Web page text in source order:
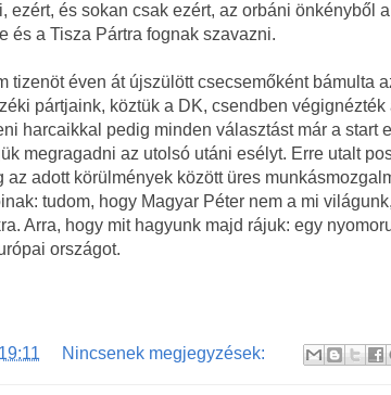
ezért, és sokan csak ezért, az orbáni önkényből
és a Tisza Pártra fognak szavazni.
tizenöt éven át újszülött csecsemőként bámulta
pártjaink, köztük a DK, csendben végignézték
harcaikkal pedig minden választást már a start
megragadni az utolsó utáni esélyt. Erre utalt
adott körülmények között üres
tudom, hogy Magyar Péter nem a mi
Arra, hogy mit hagyunk majd rájuk: egy
országot.
19:11 Nincsenek megjegyzések: